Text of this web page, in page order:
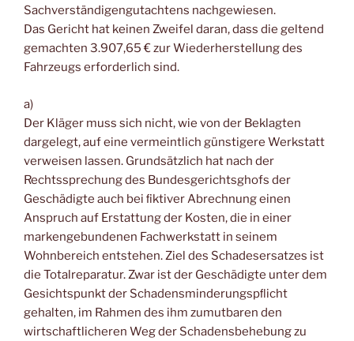
Sachverständigengutachtens nachgewiesen.
Das Gericht hat keinen Zweifel daran, dass die geltend
gemachten 3.907,65 € zur Wiederherstellung des
Fahrzeugs erforderlich sind.
a)
Der Kläger muss sich nicht, wie von der Beklagten
dargelegt, auf eine vermeintlich günstigere Werkstatt
verweisen lassen. Grundsätzlich hat nach der
Rechtssprechung des Bundesgerichtsghofs der
Geschädigte auch bei ﬁktiver Abrechnung einen
Anspruch auf Erstattung der Kosten, die in einer
markengebundenen Fachwerkstatt in seinem
Wohnbereich entstehen. Ziel des Schadesersatzes ist
die Totalreparatur. Zwar ist der Geschädigte unter dem
Gesichtspunkt der Schadensminderungspﬂicht
gehalten, im Rahmen des ihm zumutbaren den
wirtschaftlicheren Weg der Schadensbehebung zu